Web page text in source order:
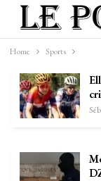
Home Sports